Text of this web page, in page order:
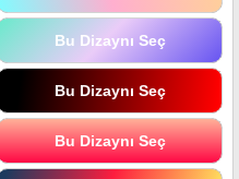
Bu Dizaynı Seç
Bu Dizaynı Seç
Bu Dizaynı Seç